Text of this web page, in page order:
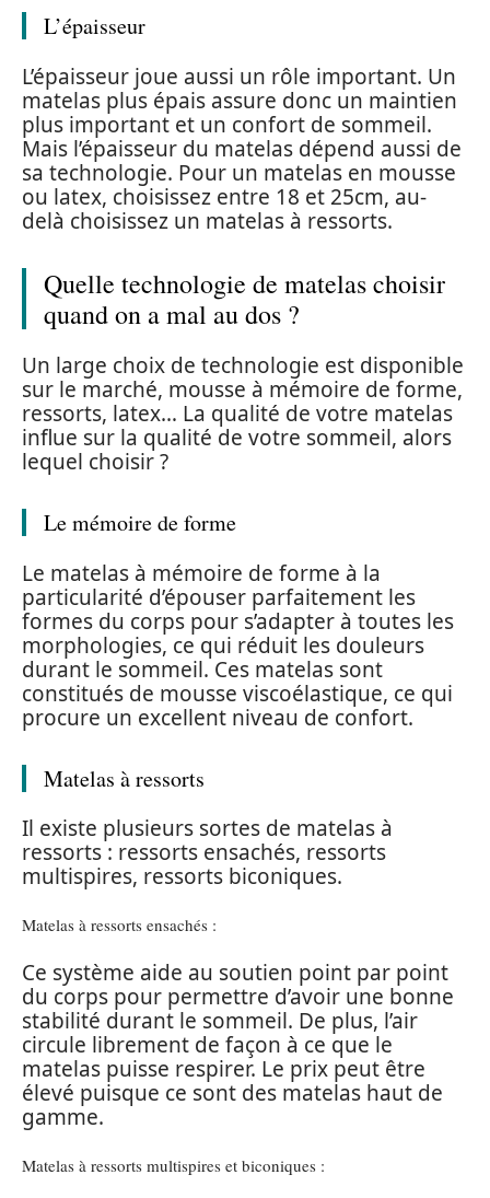
L’épaisseur
L’épaisseur joue aussi un rôle important. Un
matelas plus épais assure donc un maintien
plus important et un confort de sommeil.
Mais l’épaisseur du matelas dépend aussi de
sa technologie. Pour un matelas en mousse
ou latex, choisissez entre 18 et 25cm, au-
delà choisissez un matelas à ressorts.
Quelle technologie de matelas choisir
quand on a mal au dos ?
Un large choix de technologie est disponible
sur le marché, mousse à mémoire de forme,
ressorts, latex… La qualité de votre matelas
influe sur la qualité de votre sommeil, alors
lequel choisir ?
Le mémoire de forme
Le matelas à mémoire de forme à la
particularité d’épouser parfaitement les
formes du corps pour s’adapter à toutes les
morphologies, ce qui réduit les douleurs
durant le sommeil. Ces matelas sont
constitués de mousse viscoélastique, ce qui
procure un excellent niveau de confort.
Matelas à ressorts
Il existe plusieurs sortes de matelas à
ressorts : ressorts ensachés, ressorts
multispires, ressorts biconiques.
Matelas à ressorts ensachés :
Ce système aide au soutien point par point
du corps pour permettre d’avoir une bonne
stabilité durant le sommeil. De plus, l’air
circule librement de façon à ce que le
matelas puisse respirer. Le prix peut être
élevé puisque ce sont des matelas haut de
gamme.
Matelas à ressorts multispires et biconiques :